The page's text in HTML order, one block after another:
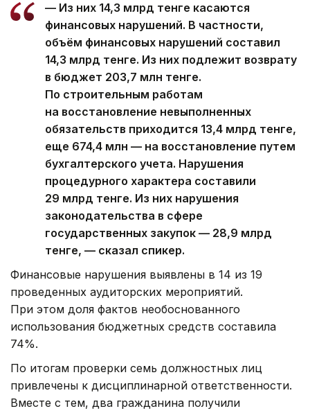
— Из них 14,3 млрд тенге касаются
финансовых нарушений. В частности,
объём финансовых нарушений составил
14,3 млрд тенге. Из них подлежит возврату
в бюджет 203,7 млн тенге.
По строительным работам
на восстановление невыполненных
обязательств приходится 13,4 млрд тенге,
еще 674,4 млн — на восстановление путем
бухгалтерского учета. Нарушения
процедурного характера составили
29 млрд тенге. Из них нарушения
законодательства в сфере
государственных закупок — 28,9 млрд
тенге, — сказал спикер.
Финансовые нарушения выявлены в 14 из 19
проведенных аудиторских мероприятий.
При этом доля фактов необоснованного
использования бюджетных средств составила
74%.
По итогам проверки семь должностных лиц
привлечены к дисциплинарной ответственности.
Вместе с тем, два гражданина получили